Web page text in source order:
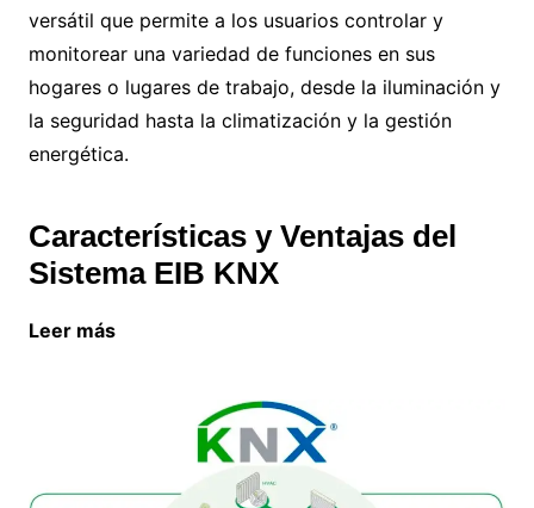
versátil que permite a los usuarios controlar y
monitorear una variedad de funciones en sus
hogares o lugares de trabajo, desde la iluminación y
la seguridad hasta la climatización y la gestión
energética.
Características y Ventajas del
Sistema EIB KNX
Leer más